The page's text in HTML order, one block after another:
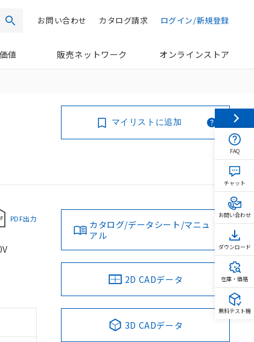
検索 ログイン/新規登録
カタログ請求
お問い合わせ
値 販売ネットワーク オンラインストア
マイリストに追加
PDF出力
カタログ/データシート/マニュ
アル
2D CADデータ
3D CADデータ
FAQ
チャット
お問い合わせ
ダウンロード
在庫・価格
無料テスト機